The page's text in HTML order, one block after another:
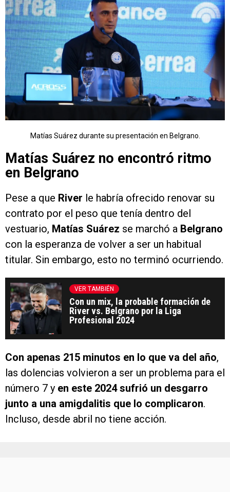
Matías Suárez durante su presentación en Belgrano.
Matías Suárez no encontró ritmo
en Belgrano
Pese a que River le habría ofrecido renovar su
contrato por el peso que tenía dentro del
vestuario, Matías Suárez se marchó a Belgrano
con la esperanza de volver a ser un habitual
titular. Sin embargo, esto no terminó ocurriendo.
VER TAMBIÉN
Con un mix, la probable formación de
River vs. Belgrano por la Liga
Profesional 2024
Con apenas 215 minutos en lo que va del año,
las dolencias volvieron a ser un problema para el
número 7 y en este 2024 sufrió un desgarro
junto a una amigdalitis que lo complicaron.
Incluso, desde abril no tiene acción.